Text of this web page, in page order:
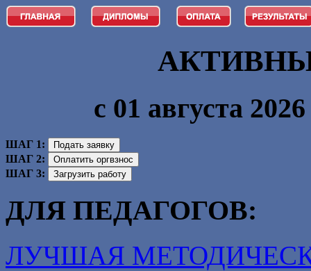
с 01 августа
ШАГ 1:
ШАГ 2:
ШАГ 3:
ДЛЯ ПЕДАГОГОВ:
ЛУЧШАЯ